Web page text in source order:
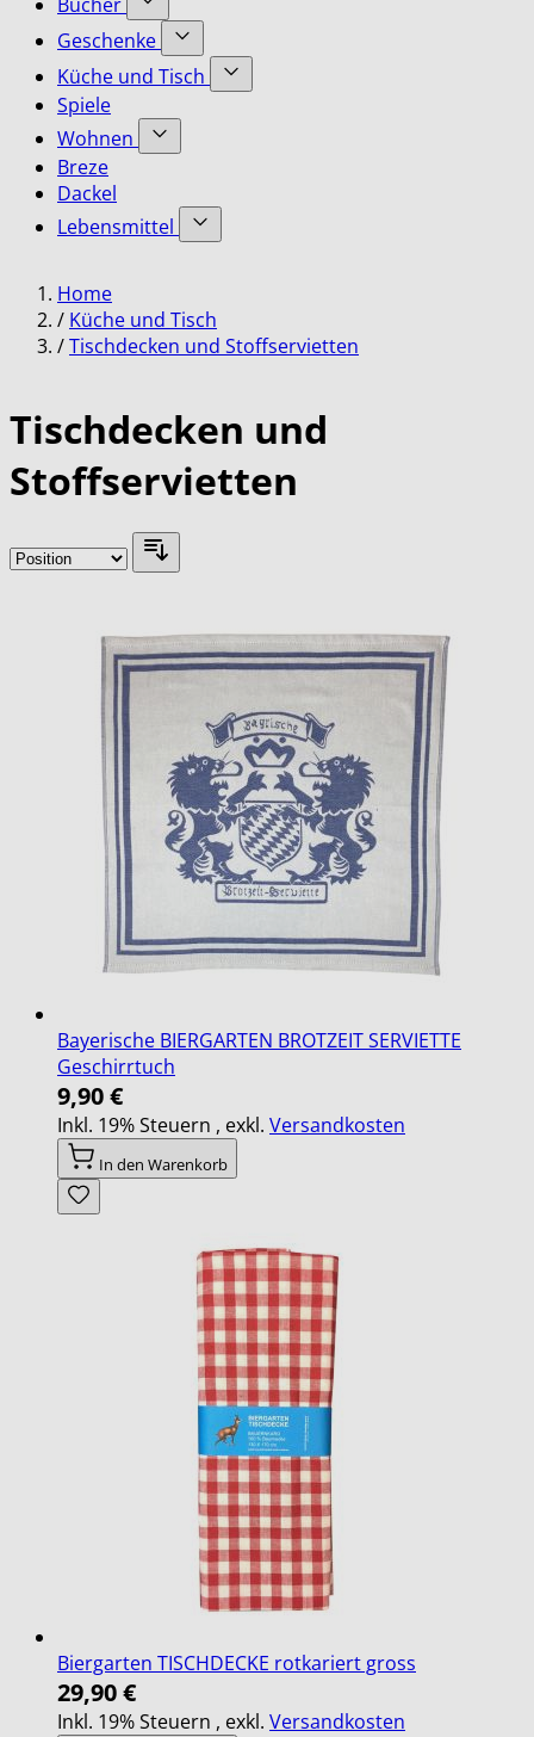
Accessoires
category
for
Bekleidung
category
Show
submenu
for
Bücher
Geschenke
Show
submenu
Küche und Tisch
Show
Spiele
Wohnen
Show
Wohnen
category
Breze
Dackel
Lebensmittel
Show
Lebensmittel
category
Home
/ Küche und Tisch
/Tischdecken und Stoffservietten
Tischdecken und
Stoffservietten
Bayerische BIERGARTEN BROTZEIT SERVIETTE
Geschirrtuch
9,90 €
Inkl. 19% Steuern , exkl. Versandkosten
In den Warenkorb
Biergarten TISCHDECKE rotkariert gross
29,90 €
Inkl. 19% Steuern , exkl. Versandkosten